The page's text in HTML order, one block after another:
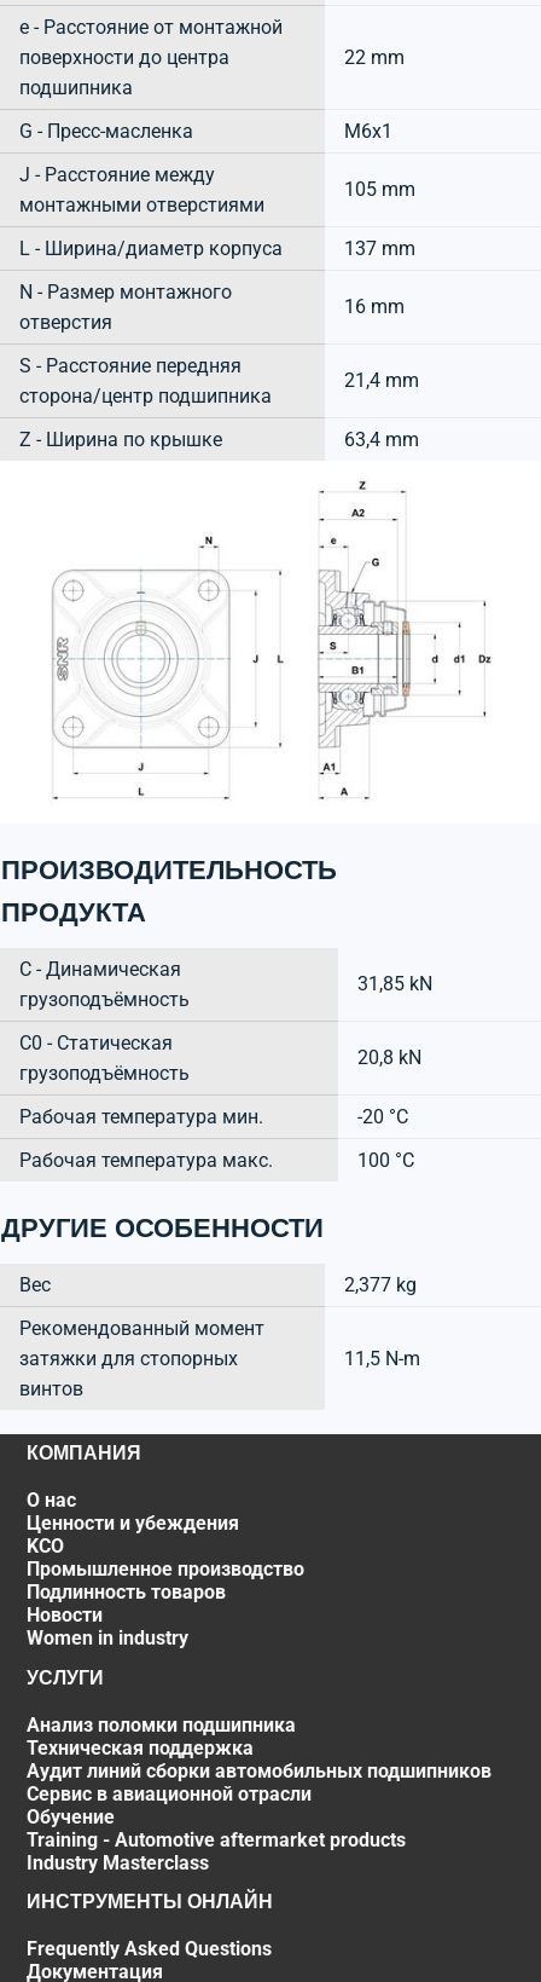
e - Расстояние от монтажной
поверхности до центра
подшипника
22 mm
G - Пресс-масленка
M6x1
J - Расстояние между
монтажными отверстиями
105 mm
L - Ширина/диаметр корпуса
137 mm
N - Размер монтажного
отверстия
16 mm
S - Расстояние передняя
сторона/центр подшипника
21,4 mm
Z - Ширина по крышке 63,4 mm
ПРОИЗВОДИТЕЛЬНОСТЬ
ПРОДУКТА
C - Динамическая
грузоподъёмность
31,85 kN
C0 - Статическая
грузоподъёмность
20,8 kN
Рабочая температура мин.
-20 °C
Рабочая температура макс.
100 °C
ДРУГИЕ ОСОБЕННОСТИ
Вес
2,377 kg
Рекомендованный момент
затяжки для стопорных
винтов
11,5 N-m
КОМПАНИЯ
О нас
Ценности и убеждения
KCO
Промышленное производство
Подлинность товаров
Новости
Women in industry
УСЛУГИ
Анализ поломки подшипника
Техническая поддержка
Аудит линий сборки автомобильных подшипников
Сервис в авиационной отрасли
Обучение
Training - Automotive aftermarket products
Industry Masterclass
ИНСТРУМЕНТЫ ОНЛАЙН
Frequently Asked Questions
Документация